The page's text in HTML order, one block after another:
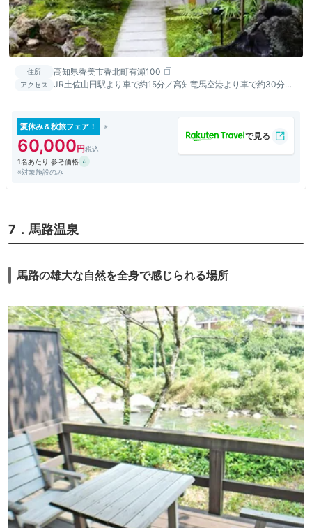
住所 高知県香美市香北町有瀬100
アクセス
JR土佐山田駅より車で約15分／高知竜馬空港より車で約30分／
夏休み＆秋旅フェア！
60,000
1名あたり 参考価格
※対象施設のみ
7．馬路温泉
馬路の雄大な自然を全身で感じられる場所